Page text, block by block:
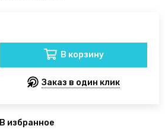
В корзину
Заказ в один клик
В избранное